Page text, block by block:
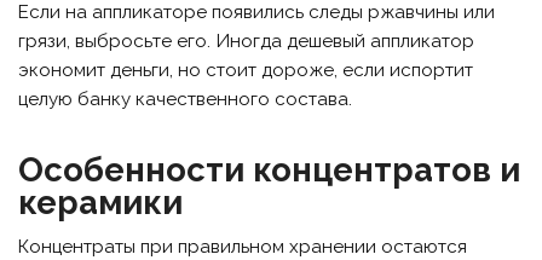
Если на аппликаторе появились следы ржавчины или
грязи, выбросьте его. Иногда дешевый аппликатор
экономит деньги, но стоит дороже, если испортит
целую банку качественного состава.
Особенности концентратов и
керамики
Концентраты при правильном хранении остаются